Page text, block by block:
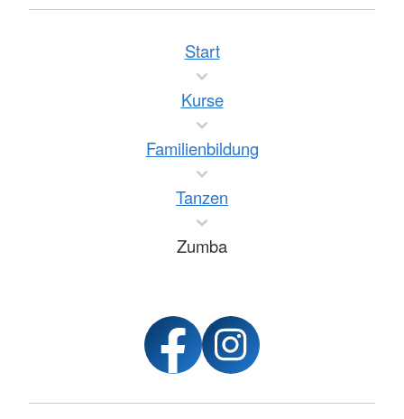
Start
Kurse
Familienbildung
Tanzen
Zumba